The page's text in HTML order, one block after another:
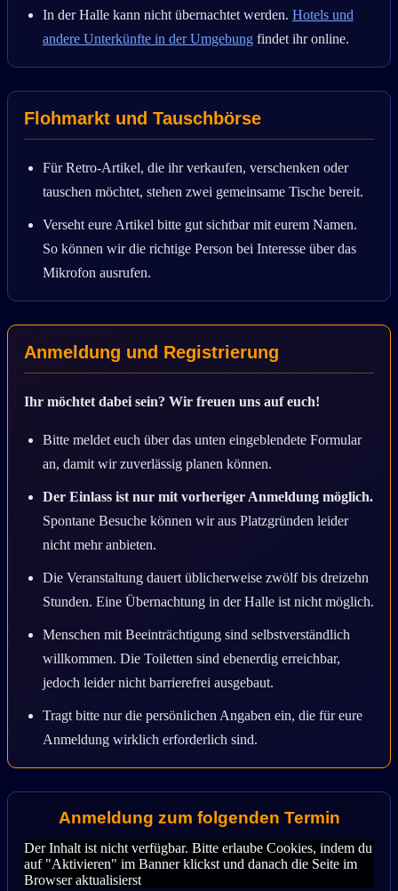
In der Halle kann nicht übernachtet werden. Hotels und
andere Unterkünfte in der Umgebungfindet ihr online.
Flohmarkt und Tauschbörse
Für Retro-Artikel, die ihr verkaufen, verschenken oder
tauschen möchtet, stehen zwei gemeinsame Tische bereit.
Verseht eure Artikel bitte gut sichtbar mit eurem Namen.
So können wir die richtige Person bei Interesse über das
Mikrofon ausrufen.
Anmeldung und Registrierung
Ihr möchtet dabei sein? Wir freuen uns auf euch!
Bitte meldet euch über das unten eingeblendete Formular
an, damit wir zuverlässig planen können.
Der Einlass ist nur mit vorheriger Anmeldung möglich.
Spontane Besuche können wir aus Platzgründen leider
nicht mehr anbieten.
Die Veranstaltung dauert üblicherweise zwölf bis dreizehn
Stunden. Eine Übernachtung in der Halle ist nicht möglich.
Menschen mit Beeinträchtigung sind selbstverständlich
willkommen. Die Toiletten sind ebenerdig erreichbar,
jedoch leider nicht barrierefrei ausgebaut.
Tragt bitte nur die persönlichen Angaben ein, die für eure
Anmeldung wirklich erforderlich sind.
Anmeldung zum folgenden Termin
Der Inhalt ist nicht verfügbar. Bitte erlaube Cookies, indem du
auf "Aktivieren" im Banner klickst und danach die Seite im
Browser aktualisierst